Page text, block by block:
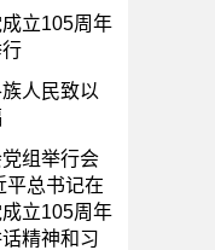
立105周年
人民致以
组举行会
平总书记在
立105周年
精神和习